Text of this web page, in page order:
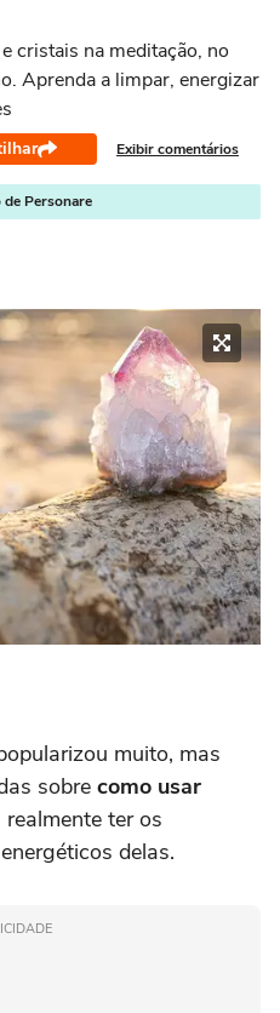
cristais na meditação, no
Aprenda a limpar, energizar
Exibir comentários
Personare
muito, mas
sobre como usar
realmente ter os
delas.